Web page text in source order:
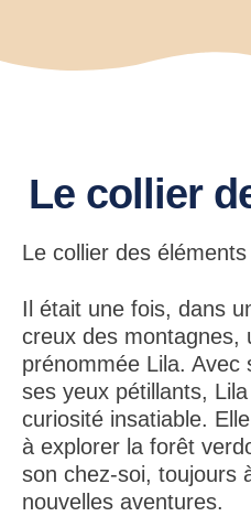
Le collier
Le collier des éléments
Il était une fois, dans
creux des montagnes,
prénommée Lila.
ses yeux pétillants,
curiosité insatiable.
à explorer la forêt
son chez-soi, toujours
nouvelles aventures.